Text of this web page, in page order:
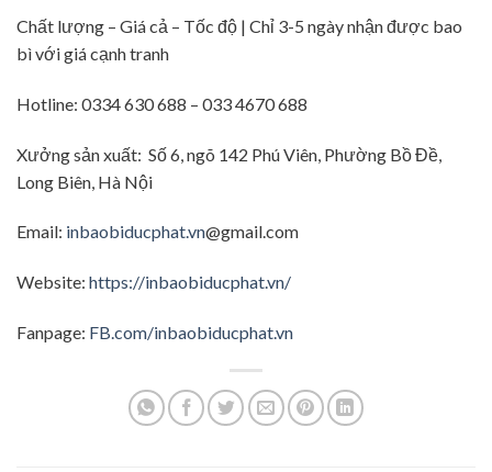
Chất lượng – Giá cả – Tốc độ | Chỉ 3-5 ngày nhận được bao
bì với giá cạnh tranh
Hotline: 0334 630 688 – 033 4670 688
Xưởng sản xuất: Số 6, ngõ 142 Phú Viên, Phường Bồ Đề,
Long Biên, Hà Nội
Email: inbaobiducphat.vn@gmail.com
Website: https://inbaobiducphat.vn/
Fanpage: FB.com/inbaobiducphat.vn